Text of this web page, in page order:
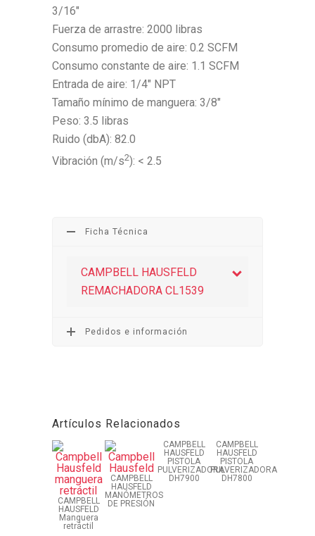
3/16″
Fuerza de arrastre: 2000 libras
Consumo promedio de aire: 0.2 SCFM
Consumo constante de aire: 1.1 SCFM
Entrada de aire: 1/4″ NPT
Tamaño mínimo de manguera: 3/8″
Peso: 3.5 libras
Ruido (dbA): 82.0
Vibración (m/s2): < 2.5
Ficha Técnica
CAMPBELL HAUSFELD
REMACHADORA CL1539
Pedidos e información
Artículos Relacionados
CAMPBELL
HAUSFELD
Manguera
retráctil
CAMPBELL
HAUSFELD
MANÓMETROS
DE PRESIÓN
CAMPBELL
HAUSFELD
PISTOLA
PULVERIZADORA
DH7900
CAMPBELL
HAUSFELD
PISTOLA
PULVERIZADORA
DH7800